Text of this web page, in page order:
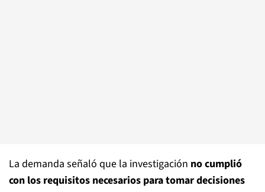
La demanda señaló que la investigación no cumplió
con los requisitos necesarios para tomar decisiones